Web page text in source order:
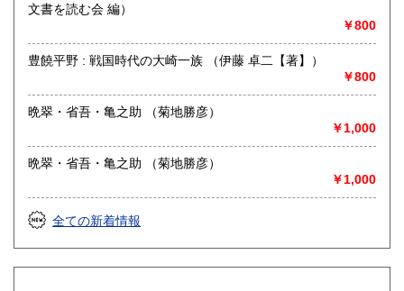
文書を読む会 編）
￥800
豊饒平野 : 戦国時代の大崎一族 （伊藤 卓二【著】）
￥800
晩翠・省吾・亀之助 （菊地勝彦）
￥1,000
晩翠・省吾・亀之助 （菊地勝彦）
￥1,000
全ての新着情報